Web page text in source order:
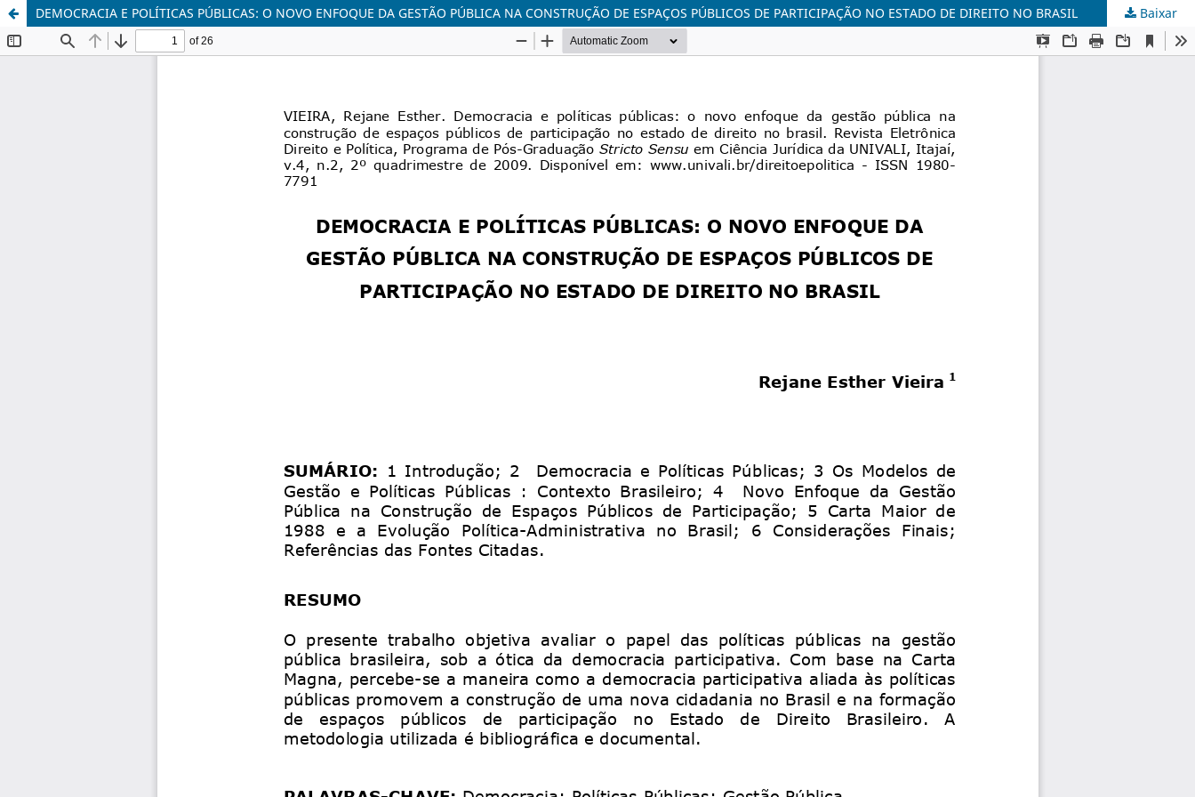
DEMOCRACIA E POLÍTICAS PÚBLICAS: O NOVO ENFOQUE DA GESTÃO PÚBLICA NA CONSTRUÇÃO DE ESPAÇOS PÚBLICOS DE PARTICIPAÇÃO NO ESTADO DE DIREITO NO BRASIL Baixar